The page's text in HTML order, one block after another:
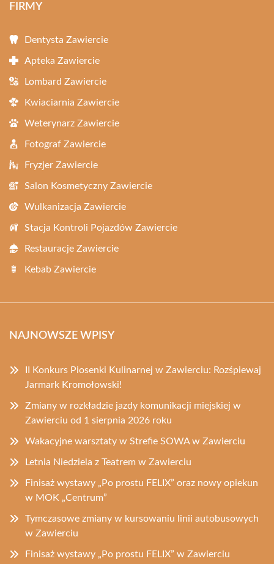
FIRMY
Dentysta Zawiercie
Apteka Zawiercie
Lombard Zawiercie
Kwiaciarnia Zawiercie
Weterynarz Zawiercie
Fotograf Zawiercie
Fryzjer Zawiercie
Salon Kosmetyczny Zawiercie
Wulkanizacja Zawiercie
Stacja Kontroli Pojazdów Zawiercie
Restauracje Zawiercie
Kebab Zawiercie
NAJNOWSZE WPISY
II Konkurs Piosenki Kulinarnej w Zawierciu: Rozśpiewaj
Jarmark Kromołowski!
Zmiany w rozkładzie jazdy komunikacji miejskiej w
Zawierciu od 1 sierpnia 2026 roku
Wakacyjne warsztaty w Strefie SOWA w Zawierciu
Letnia Niedziela z Teatrem w Zawierciu
Finisaż wystawy „Po prostu FELIX” oraz nowy opiekun
w MOK „Centrum”
Tymczasowe zmiany w kursowaniu linii autobusowych
w Zawierciu
Finisaż wystawy „Po prostu FELIX” w Zawierciu